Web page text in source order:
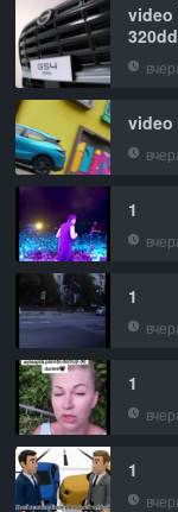
video
video
1
1
1
1